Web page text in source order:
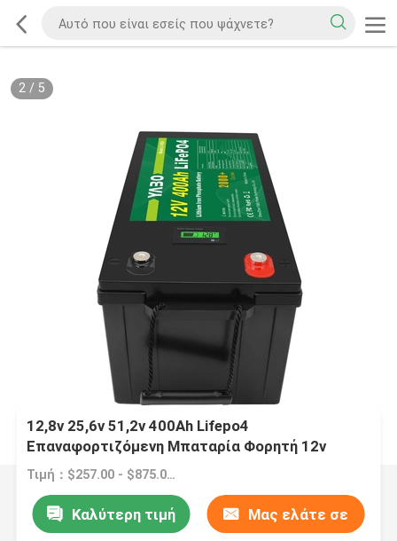
2/ 5
12,8v 25,6v 51,2v 400Ah Lifepo4
Επαναφορτιζόμενη Μπαταρία Φορητή 12v
400ah
Τιμή：$257.00 - $875.00/pieces
Καλύτερη τιμή Μας ελάτε σε